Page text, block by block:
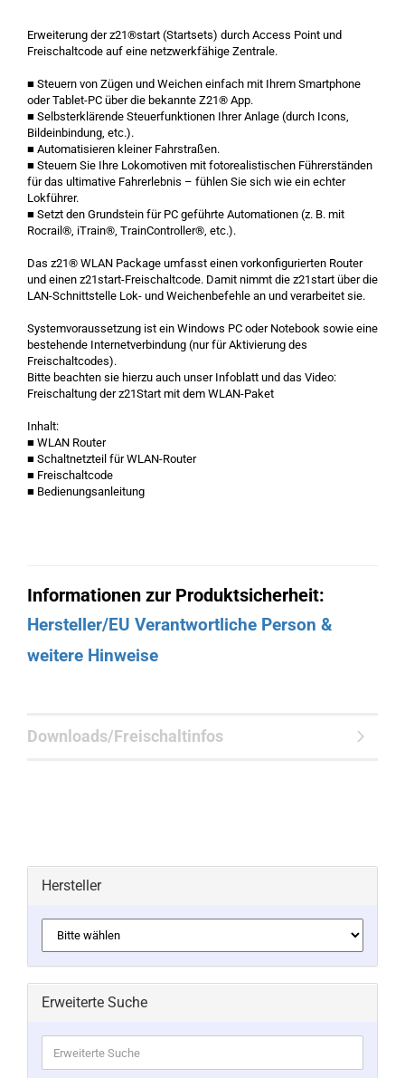
Erweiterung der z21®start (Startsets) durch Access Point und
Freischaltcode auf eine netzwerkfähige Zentrale.
■ Steuern von Zügen und Weichen einfach mit Ihrem Smartphone
oder Tablet-PC über die bekannte Z21® App.
■ Selbsterklärende Steuerfunktionen Ihrer Anlage (durch Icons,
Bildeinbindung, etc.).
■ Automatisieren kleiner Fahrstraßen.
■ Steuern Sie Ihre Lokomotiven mit fotorealistischen Führerständen
für das ultimative Fahrerlebnis – fühlen Sie sich wie ein echter
Lokführer.
■ Setzt den Grundstein für PC geführte Automationen (z. B. mit
Rocrail®, iTrain®, TrainController®, etc.).
Das z21® WLAN Package umfasst einen vorkonfigurierten Router
und einen z21start-Freischaltcode. Damit nimmt die z21start über die
LAN-Schnittstelle Lok- und Weichenbefehle an und verarbeitet sie.
Systemvoraussetzung ist ein Windows PC oder Notebook sowie eine
bestehende Internetverbindung (nur für Aktivierung des
Freischaltcodes).
Bitte beachten sie hierzu auch unser Infoblatt und das Video:
Freischaltung der z21Start mit dem WLAN-Paket
Inhalt:
■ WLAN Router
■ Schaltnetzteil für WLAN-Router
■ Freischaltcode
■ Bedienungsanleitung
Informationen zur Produktsicherheit:
Hersteller/EU Verantwortliche Person &
weitere Hinweise
Downloads/Freischaltinfos
Hersteller
Erweiterte Suche
Suche